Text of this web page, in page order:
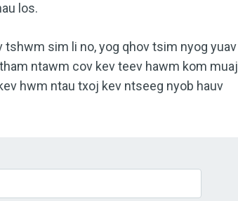
los.
sim li no, yog qhov tsim nyog yuav
ntawm cov kev teev hawm kom muaj
hwm ntau txoj kev ntseeg nyob hauv